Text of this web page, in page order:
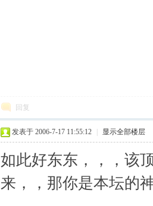
回复
发表于 2006-7-17 11:55:12 显示全部楼层
如此好东东，，，该
来，，那你是本坛的